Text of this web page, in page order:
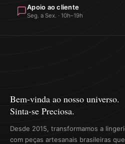
Apoio ao cliente
Seg. a Sex. · 10h–19h
Bem-vinda ao nosso universo.
Sinta-se Preciosa.
Desde 2015, transformamos a
com peças artesanais brasileiras